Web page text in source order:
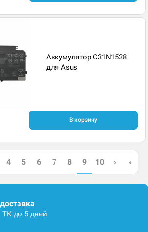
Аккумулятор C31N1528
для Asus
В корзину
4 5 6 7 8 9 10 › »
ТК до 5 дней